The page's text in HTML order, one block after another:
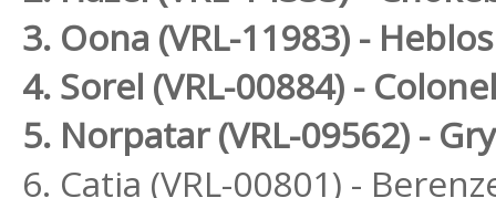
3. Oona (VRL-11983) - Heblos
4. Sorel (VRL-00884) - Colonel
5. Norpatar (VRL-09562) -
6. Catia (VRL-00801) -